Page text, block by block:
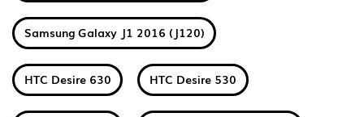
Samsung Galaxy J1 2016 (J120)
HTC Desire 630 HTC Desire 530